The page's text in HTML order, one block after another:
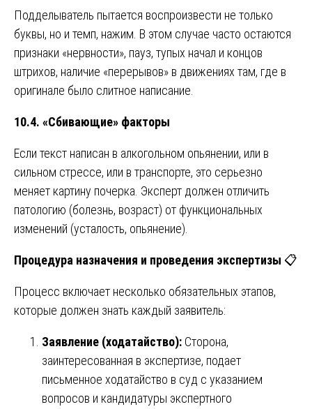
Подделыватель пытается воспроизвести не только
буквы, но и темп, нажим. В этом случае часто остаются
признаки «нервности», пауз, тупых начал и концов
штрихов, наличие «перерывов» в движениях там, где в
оригинале было слитное написание.
10.4. «Сбивающие» факторы
Если текст написан в алкогольном опьянении, или в
сильном стрессе, или в транспорте, это серьезно
меняет картину почерка. Эксперт должен отличить
патологию (болезнь, возраст) от функциональных
изменений (усталость, опьянение).
Процедура назначения и проведения экспертизы 📋
Процесс включает несколько обязательных этапов,
которые должен знать каждый заявитель:
Заявление (ходатайство): Сторона,
заинтересованная в экспертизе, подает
письменное ходатайство в суд с указанием
вопросов и кандидатуры экспертного